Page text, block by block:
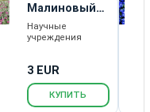
Малиновый
Рассвет
Научные
учреждения
3 EUR
КУПИТЬ